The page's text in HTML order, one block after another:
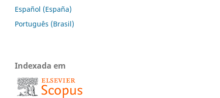
Español (España)
Português (Brasil)
Indexada em